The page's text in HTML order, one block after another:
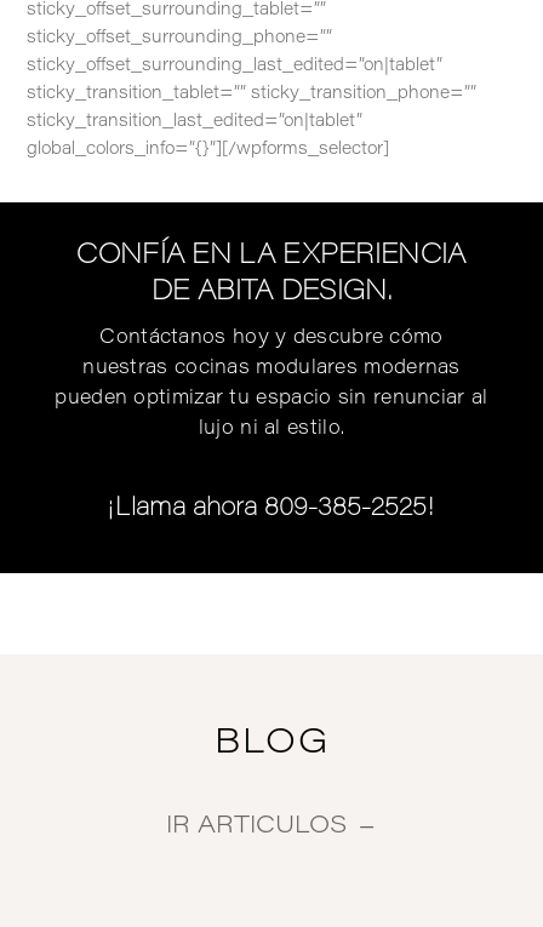
sticky_offset_surrounding_tablet=””
sticky_offset_surrounding_phone=””
sticky_offset_surrounding_last_edited=”on|tablet”
sticky_transition_tablet=”” sticky_transition_phone=””
sticky_transition_last_edited=”on|tablet”
global_colors_info=”{}”][/wpforms_selector]
CONFÍA EN LA EXPERIENCIA
DE ABITA DESIGN.
Contáctanos hoy y descubre cómo
nuestras cocinas modulares modernas
pueden optimizar tu espacio sin renunciar al
lujo ni al estilo.
¡Llama ahora 809-385-2525!
BLOG
IR ARTICULOS